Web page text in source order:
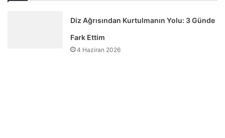
Diz Ağrısından Kurtulmanın Yolu: 3 Günde
Fark Ettim
4 Haziran 2026